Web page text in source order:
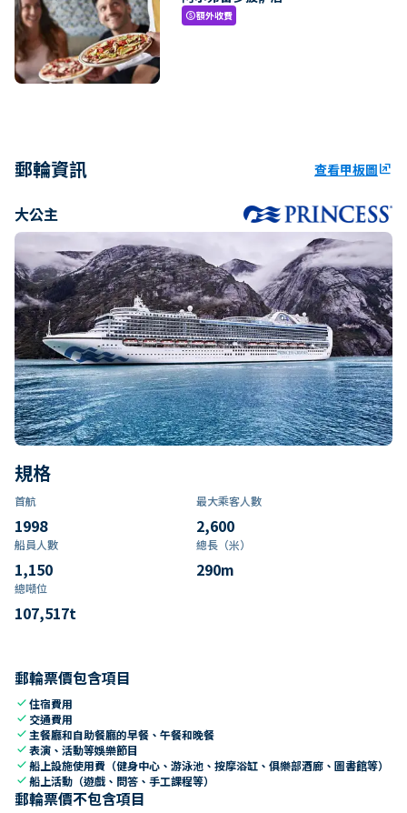
paid額外收費
郵輪資訊 查看甲板圖ungroup
大公主
規格
首航
1998
最大乘客人數
2,600
船員人數
1,150
總長（米）
290m
總噸位
107,517t
郵輪票價包含項目
check住宿費用
check 交通費用
check 主餐廳和自助餐廳的早餐、午餐和晚餐
check表演、活動等娛樂節目
check船上設施使用費（健身中心、游泳池、按摩浴缸、俱樂部酒廊、圖書館等）
check船上活動（遊戲、問答、手工課程等）
郵輪票價不包含項目